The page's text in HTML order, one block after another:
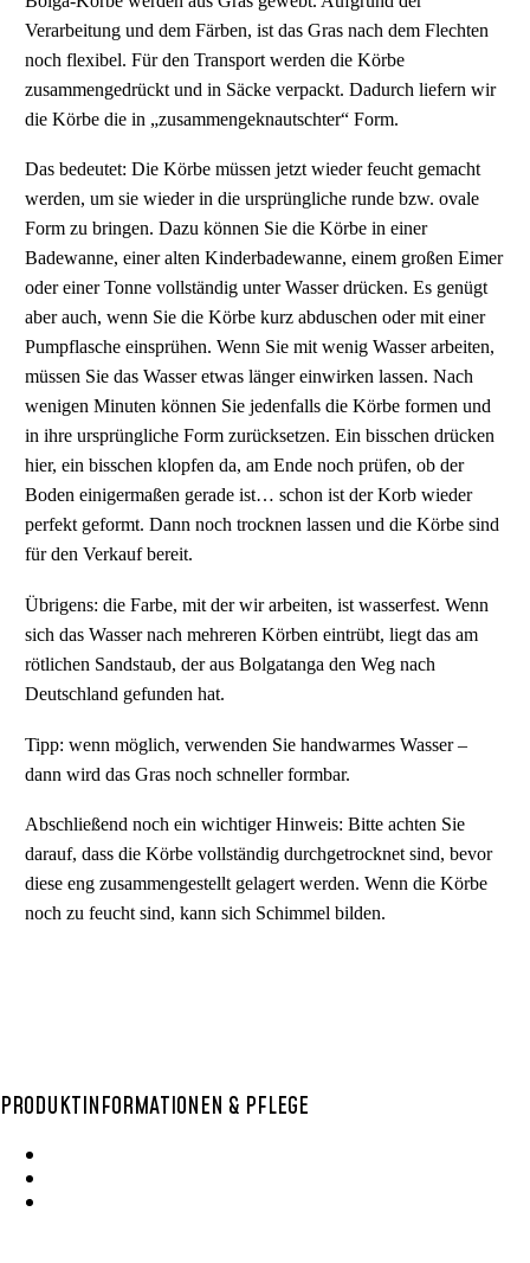
Verarbeitung und dem Färben, ist das Gras nach dem Flechten
noch flexibel. Für den Transport werden die Körbe
zusammengedrückt und in Säcke verpackt. Dadurch liefern wir
die Körbe die in „zusammengeknautschter“ Form.
Das bedeutet: Die Körbe müssen jetzt wieder feucht gemacht
werden, um sie wieder in die ursprüngliche runde bzw. ovale
Form zu bringen. Dazu können Sie die Körbe in einer
Badewanne, einer alten Kinderbadewanne, einem großen Eimer
oder einer Tonne vollständig unter Wasser drücken. Es genügt
aber auch, wenn Sie die Körbe kurz abduschen oder mit einer
Pumpflasche einsprühen. Wenn Sie mit wenig Wasser arbeiten,
müssen Sie das Wasser etwas länger einwirken lassen. Nach
wenigen Minuten können Sie jedenfalls die Körbe formen und
in ihre ursprüngliche Form zurücksetzen. Ein bisschen drücken
hier, ein bisschen klopfen da, am Ende noch prüfen, ob der
Boden einigermaßen gerade ist… schon ist der Korb wieder
perfekt geformt. Dann noch trocknen lassen und die Körbe sind
für den Verkauf bereit.
Übrigens: die Farbe, mit der wir arbeiten, ist wasserfest. Wenn
sich das Wasser nach mehreren Körben eintrübt, liegt das am
rötlichen Sandstaub, der aus Bolgatanga den Weg nach
Deutschland gefunden hat.
Tipp: wenn möglich, verwenden Sie handwarmes Wasser –
dann wird das Gras noch schneller formbar.
Abschließend noch ein wichtiger Hinweis: Bitte achten Sie
darauf, dass die Körbe vollständig durchgetrocknet sind, bevor
diese eng zusammengestellt gelagert werden. Wenn die Körbe
noch zu feucht sind, kann sich Schimmel bilden.
PRODUKTINFORMATIONEN & PFLEGE